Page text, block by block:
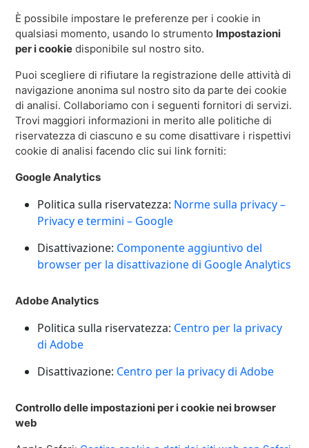
È possibile impostare le preferenze per i cookie in
qualsiasi momento, usando lo strumento Impostazioni
per i cookie disponibile sul nostro sito.
Puoi scegliere di rifiutare la registrazione delle attività di
navigazione anonima sul nostro sito da parte dei cookie
di analisi. Collaboriamo con i seguenti fornitori di servizi.
Trovi maggiori informazioni in merito alle politiche di
riservatezza di ciascuno e su come disattivare i rispettivi
cookie di analisi facendo clic sui link forniti:
Google Analytics
Politica sulla riservatezza: Norme sulla privacy –
Privacy e termini – Google
Disattivazione: Componente aggiuntivo del
browser per la disattivazione di Google Analytics
Adobe Analytics
Politica sulla riservatezza: Centro per la privacy
di Adobe
Disattivazione: Centro per la privacy di Adobe
Controllo delle impostazioni per i cookie nei browser
web